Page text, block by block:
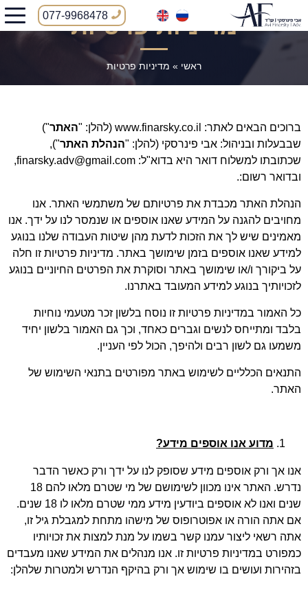
077-9968478
מדיניות פרטיות
ראשי » מדיניות פרטיות
ברוכים הבאים לאתר: www.finarsky.co.il (להלן: " האתר")
שבבעלות ובניהול: אבי פינרסקי (להלן: "הנהלת האתר"),
שכתובתו למשלוח דואר היא בדוא"ל: finarsky.adv@gmail.com,
ובדואר רשום:.
הנהלת האתר מכבדת את פרטיותם של משתמשי האתר. אנו
מחויבים להגנה על המידע שאנו אוספים או שנמסר לנו על ידך. אנו
מאמינים שיש לך את הזכות לדעת מהן שיטות העבודה שלנו בנוגע
למידע שאנו אוספים בזמן שימושך באתר. מדיניות פרטיות זו חלה
על ביקורך ו/או שימושך באתר וסוקרת את הפרטים החיוניים בנוגע
לזכויותיך בנוגע למידע המעובד באתרנו.
כל האמור במדיניות פרטיות זו נוסח בלשון זכר מטעמי נוחיות
בלבד ומתייחס לנשים וגברים כאחד, וכך גם האמור בלשון יחיד
משמעו גם לשון רבים ולהיפך, הכול לפי העניין.
התנאים הכלליים לשימוש באתר מפורטים בתנאי השימוש של
האתר.
מדוע אנו אוספים מידע?
אנו אך ורק אוספים מידע שסופק לנו על ידך ורק כאשר הדבר
נדרש. האתר אינו מכוון לשימושם של מי שטרם מלאו להם 18
שנים ואנו לא אוספים ביודעין מידע ממי שטרם מלאו לו 18 שנים.
אם אתה הורה או אפוטרופוס של מישהו מתחת למגבלת גיל זו,
אתה רשאי ליצור עמנו קשר בשמו על מנת למצות את זכויותיו
כמפורט במדיניות פרטיות זו. אנו מנהלים את המידע שאנו מעבדים
בזהירות ועושים בו שימוש אך ורק בהיקף הנדרש ולמטרות שלהלן: